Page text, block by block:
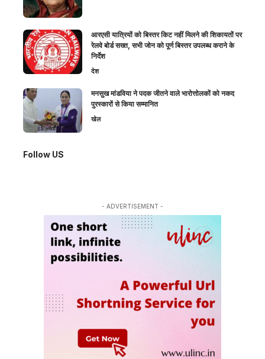
आरएसी यात्रियों को बिस्तर किट नहीं मिलने की शिकायतों पर
रेलवे बोर्ड सख्त, सभी जोन को पूर्ण बिस्तर उपलब्ध कराने के
निर्देश
देश
मनसुख मांडविया ने पदक जीतने वाले भारोत्तोलकों को नकद
पुरस्कारों से किया सम्मानित
खेल
Follow US
- ADVERTISEMENT -